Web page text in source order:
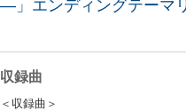
―」エンディングテーマ
収録曲
＜収録曲＞